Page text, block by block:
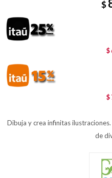
$
$
$
Dibuja y crea infinitas
de